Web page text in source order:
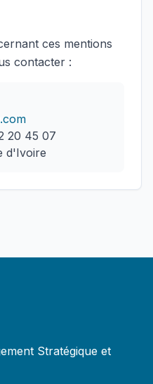
ces mentions
contacter :
20 45 07
d'Ivoire
Stratégique et